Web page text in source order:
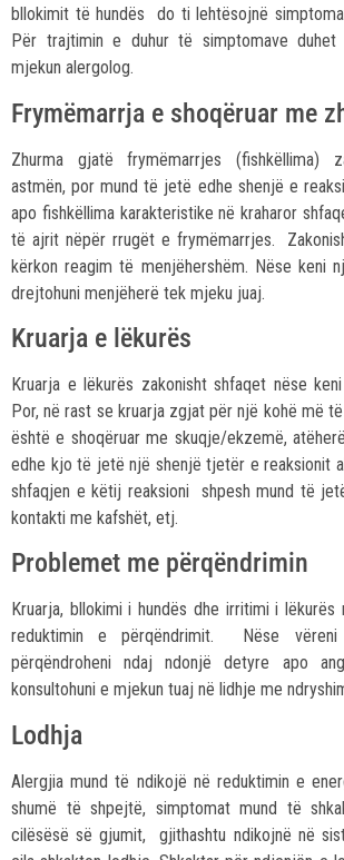
bllokimit të hundës do ti lehtësojnë
Për trajtimin e duhur të simptomave duhet
mjekun alergolog.
Frymëmarrja e shoqëruar me
Zhurma gjatë frymëmarrjes (fishkëllima)
astmën, por mund të jetë edhe shenjë e
apo fishkëllima karakteristike në kraharor
të ajrit nëpër rrugët e frymëmarrjes.
kërkon reagim të menjëhershëm. Nëse keni
drejtohuni menjëherë tek mjeku juaj.
Kruarja e lëkurës
Kruarja e lëkurës zakonisht shfaqet nëse
Por, në rast se kruarja zgjat për një kohë më
është e shoqëruar me skuqje/ekzemë,
edhe kjo të jetë një shenjë tjetër e reaksionit
shfaqjen e këtij reaksioni shpesh mund të
kontakti me kafshët, etj.
Problemet me përqëndrimin
Kruarja, bllokimi i hundës dhe irritimi i
reduktimin e përqëndrimit. Nëse
përqëndroheni ndaj ndonjë detyre apo
konsultohuni e mjekun tuaj në lidhje me
Lodhja
Alergjia mund të ndikojë në reduktimin e
shumë të shpejtë, simptomat mund të
cilësësë së gjumit, gjithashtu ndikojnë në